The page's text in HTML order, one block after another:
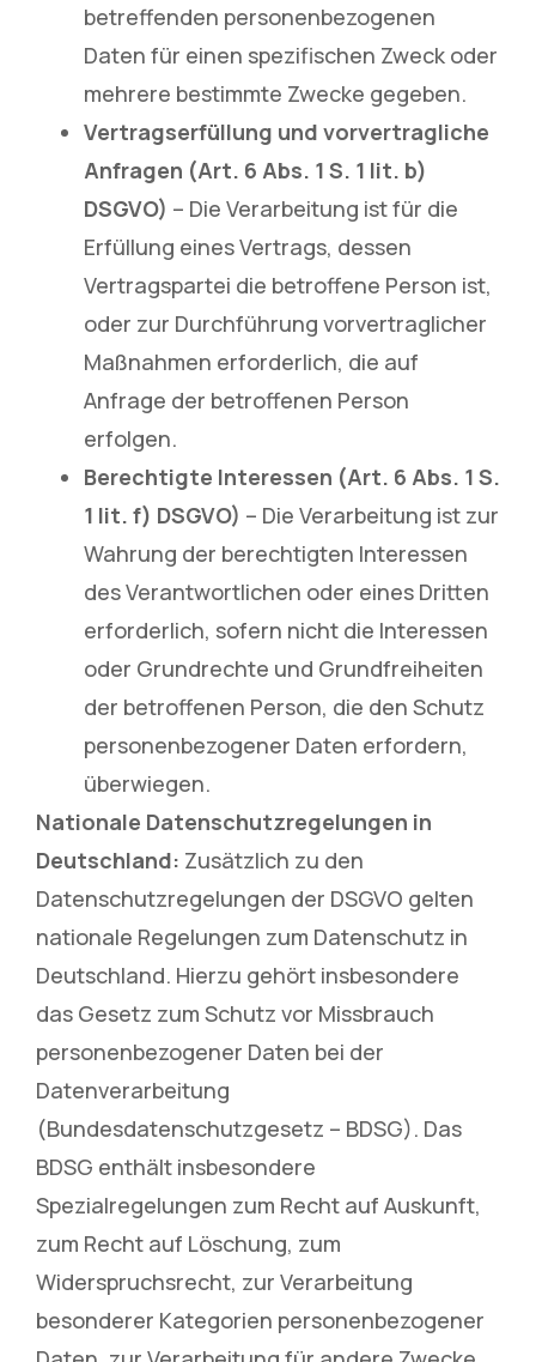
betreffenden personenbezogenen
Daten für einen spezifischen Zweck oder
mehrere bestimmte Zwecke gegeben.
Vertragserfüllung und vorvertragliche
Anfragen (Art. 6 Abs. 1 S. 1 lit. b)
DSGVO) – Die Verarbeitung ist für die
Erfüllung eines Vertrags, dessen
Vertragspartei die betroffene Person ist,
oder zur Durchführung vorvertraglicher
Maßnahmen erforderlich, die auf
Anfrage der betroffenen Person
erfolgen.
Berechtigte Interessen (Art. 6 Abs. 1 S.
1 lit. f) DSGVO) – Die Verarbeitung ist zur
Wahrung der berechtigten Interessen
des Verantwortlichen oder eines Dritten
erforderlich, sofern nicht die Interessen
oder Grundrechte und Grundfreiheiten
der betroffenen Person, die den Schutz
personenbezogener Daten erfordern,
überwiegen.
Nationale Datenschutzregelungen in
Deutschland: Zusätzlich zu den
Datenschutzregelungen der DSGVO gelten
nationale Regelungen zum Datenschutz in
Deutschland. Hierzu gehört insbesondere
das Gesetz zum Schutz vor Missbrauch
personenbezogener Daten bei der
Datenverarbeitung
(Bundesdatenschutzgesetz – BDSG). Das
BDSG enthält insbesondere
Spezialregelungen zum Recht auf Auskunft,
zum Recht auf Löschung, zum
Widerspruchsrecht, zur Verarbeitung
besonderer Kategorien personenbezogener